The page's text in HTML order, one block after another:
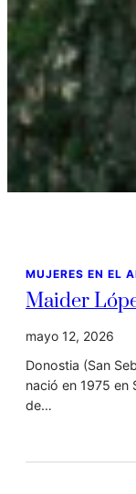
MUJERES EN EL
Maider
mayo 12, 2026
Donostia (San
nació en 1975 en
de…